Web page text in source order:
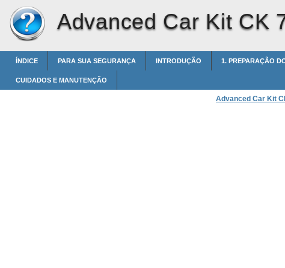
Advanced Car Kit CK
ÍNDICE PARA SUA SEGURANÇA INTRODUÇÃO 1. PREPARAÇÃO
CUIDADOS E MANUTENÇÃO
Advanced Car Kit